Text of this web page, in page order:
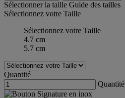
Sélectionner la taille Guide des tailles
Sélectionnez votre Taille
Sélectionnez votre Taille
4.7 cm
5.7 cm
Quantité
Quantité